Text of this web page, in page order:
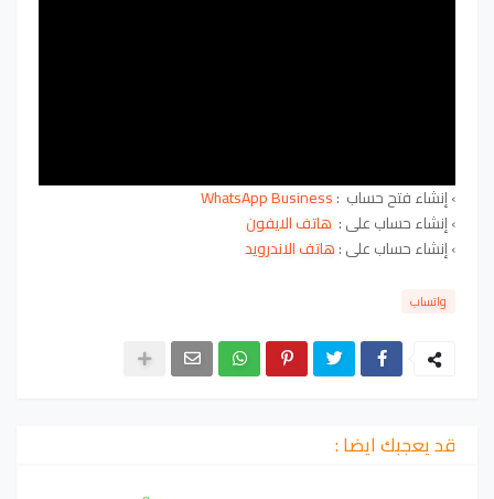
›إنشاءفتح حساب :WhatsApp Business
›إنشاء حساب على : هاتف الايفون
›إنشاء حساب على:هاتف الاندرويد
واتساب
قد يعجبك ايضا :